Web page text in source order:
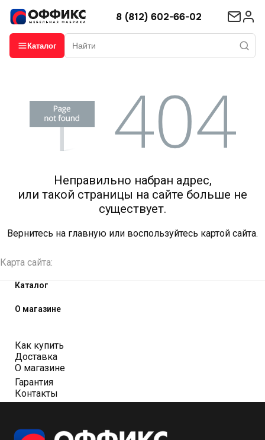
8 (812) 602-66-02
Каталог
Неправильно набран адрес,
или такой страницы на сайте больше не
существует.
Вернитесь на главную или воспользуйтесь картой сайта.
Карта сайта:
Каталог
О магазине
Как купить
Доставка
О магазине
Гарантия
Контакты